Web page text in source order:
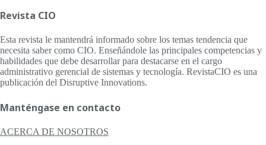
Revista CIO
Esta revista le mantendrá informado sobre los temas tendencia que
necesita saber como CIO. Enseñándole las principales competencias y
habilidades que debe desarrollar para destacarse en el cargo
administrativo gerencial de sistemas y tecnología. RevistaCIO es una
publicación del Disruptive Innovations.
Manténgase en contacto
ACERCA DE NOSOTROS